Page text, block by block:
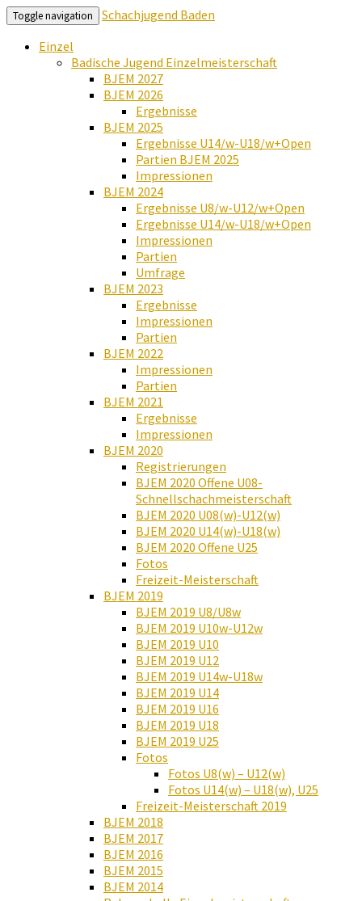
Toggle navigation
Schachjugend Baden
Einzel
Badische Jugend Einzelmeisterschaft
BJEM 2027
BJEM 2026
Ergebnisse
BJEM 2025
Ergebnisse U14/w-U18/w+Open
Partien BJEM 2025
Impressionen
BJEM 2024
Ergebnisse U8/w-U12/w+Open
Ergebnisse U14/w-U18/w+Open
Impressionen
Partien
Umfrage
BJEM 2023
Ergebnisse
Impressionen
Partien
BJEM 2022
Impressionen
Partien
BJEM 2021
Ergebnisse
Impressionen
BJEM 2020
Registrierungen
BJEM 2020 Offene U08-
Schnellschachmeisterschaft
BJEM 2020 U08(w)-U12(w)
BJEM 2020 U14(w)-U18(w)
BJEM 2020 Offene U25
Fotos
Freizeit-Meisterschaft
BJEM 2019
BJEM 2019 U8/U8w
BJEM 2019 U10w-U12w
BJEM 2019 U10
BJEM 2019 U12
BJEM 2019 U14w-U18w
BJEM 2019 U14
BJEM 2019 U16
BJEM 2019 U18
BJEM 2019 U25
Fotos
Fotos U8(w) – U12(w)
Fotos U14(w) – U18(w), U25
Freizeit-Meisterschaft 2019
BJEM 2018
BJEM 2017
BJEM 2016
BJEM 2015
BJEM 2014